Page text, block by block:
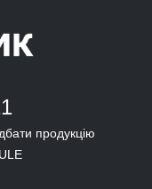
продукцію